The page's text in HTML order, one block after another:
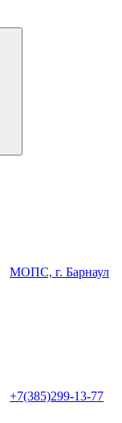
МОПС, г. Барнаул
+7(385)299-13-77